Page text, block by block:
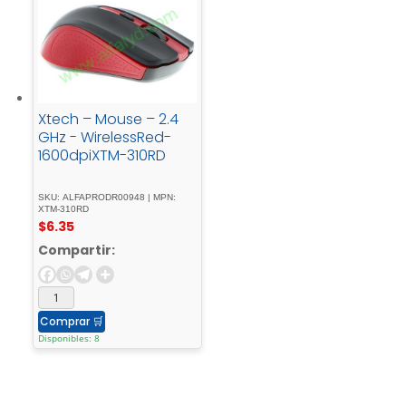
Xtech – Mouse – 2.4
GHz - WirelessRed-
1600dpiXTM-310RD
SKU: ALFAPRODR00948 | MPN:
XTM-310RD
$6.35
Compartir:
Comprar 🛒
Disponibles: 8